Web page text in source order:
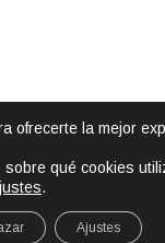
ofrecerte la mejor
qué cookies
.
Ajustes